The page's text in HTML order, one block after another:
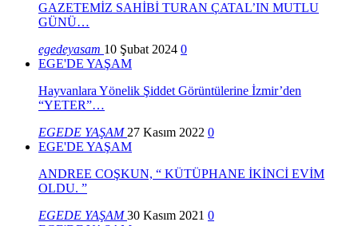
GAZETEMİZ SAHİBİ TURAN ÇATAL’IN MUTLU
GÜNÜ…
egedeyasam 10 Şubat 2024 0
EGE'DE YAŞAM
Hayvanlara Yönelik Şiddet Görüntülerine İzmir’den
“YETER”…
EGEDE YAŞAM 27 Kasım 2022 0
EGE'DE YAŞAM
ANDREE COŞKUN, “ KÜTÜPHANE İKİNCİ EVİM
OLDU. ”
EGEDE YAŞAM30 Kasım 2021 0